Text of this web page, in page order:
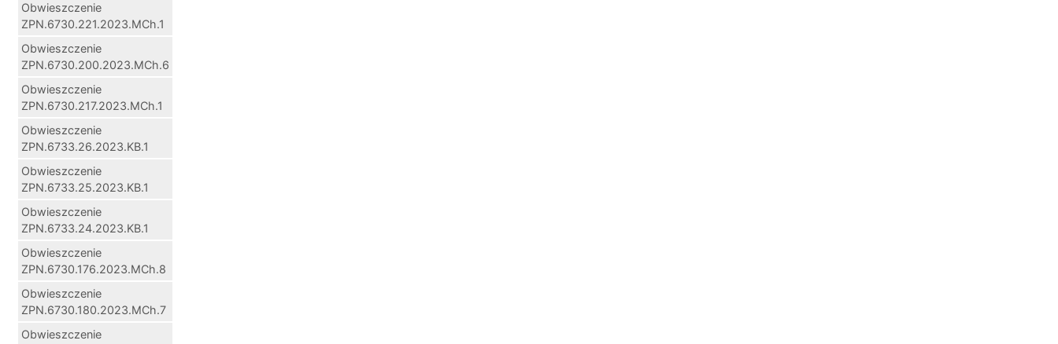
Obwieszczenie
ZPN.6730.221.2023.MCh.1
Obwieszczenie
ZPN.6730.200.2023.MCh.6
Obwieszczenie
ZPN.6730.217.2023.MCh.1
Obwieszczenie
ZPN.6733.26.2023.KB.1
Obwieszczenie
ZPN.6733.25.2023.KB.1
Obwieszczenie
ZPN.6733.24.2023.KB.1
Obwieszczenie
ZPN.6730.176.2023.MCh.8
Obwieszczenie
ZPN.6730.180.2023.MCh.7
Obwieszczenie